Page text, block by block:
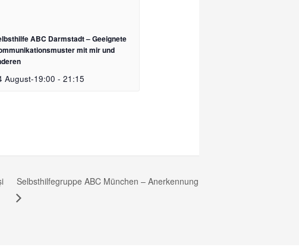
ABC Darmstadt – Geeignete
mit mir und
August-19:00 - 21:15
Selbsthilfegruppe ABC München – Anerkennung